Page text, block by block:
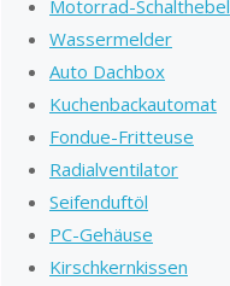
Motorrad-Schalthebel
Wassermelder
Auto Dachbox
Kuchenbackautomat
Fondue-Fritteuse
Radialventilator
Seifenduftöl
PC-Gehäuse
Kirschkernkissen